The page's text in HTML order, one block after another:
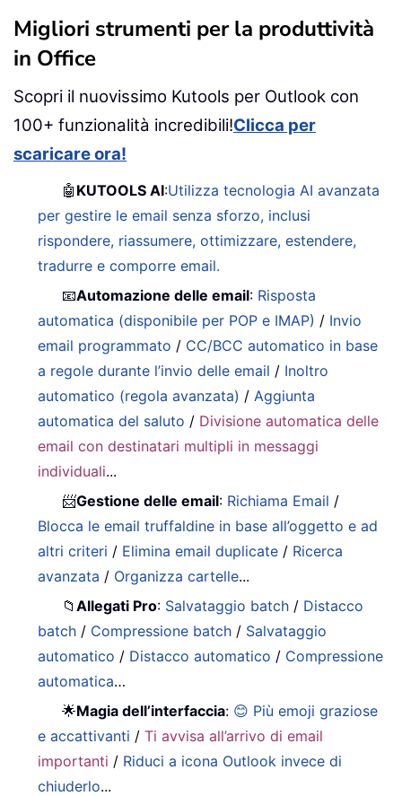
Migliori strumenti per la produttività
in Office
Scopri il nuovissimo Kutools per Outlook con
100+ funzionalità incredibili!Clicca per
scaricare ora!
🤖 KUTOOLS AI:Utilizza tecnologia AI avanzata
per gestire le email senza sforzo, inclusi
rispondere, riassumere, ottimizzare, estendere,
tradurre e comporre email.
📧Automazione delle email: Risposta
automatica (disponibile per POP e IMAP) / Invio
email programmato / CC/BCC automatico in base
a regole durante l’invio delle email / Inoltro
automatico (regola avanzata) / Aggiunta
automatica del saluto / Divisione automatica delle
email con destinatari multipli in messaggi
individuali...
📨Gestione delle email: Richiama Email /
Blocca le email truffaldine in base all’oggetto e ad
altri criteri / Elimina email duplicate / Ricerca
avanzata / Organizza cartelle...
📁Allegati Pro: Salvataggio batch / Distacco
batch / Compressione batch / Salvataggio
automatico / Distacco automatico / Compressione
automatica…
🌟Magia dell’interfaccia: 😊 Più emoji graziose
e accattivanti /Ti avvisa all’arrivo di email
importanti / Riduci a icona Outlook invece di
chiuderlo...